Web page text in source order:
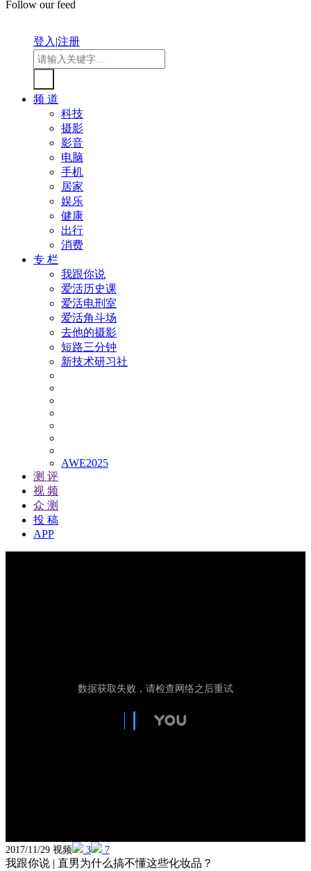
Follow our feed
登入|注册
频 道
科技
摄影
影音
电脑
手机
居家
娱乐
健康
出行
消费
专 栏
我跟你说
爱活历史课
爱活电刑室
爱活角斗场
去他的摄影
短路三分钟
新技术研习社
AWE2025
测 评
视 频
众 测
投 稿
APP
2017/11/29 视频 3 7
我跟你说 | 直男为什么搞不懂这些化妆品？